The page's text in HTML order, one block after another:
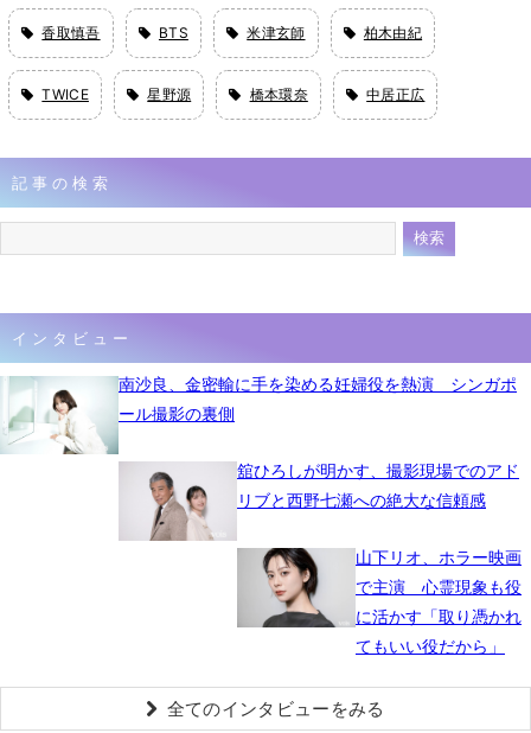
香取慎吾 BTS 米津玄師 柏木由紀
TWICE 星野源 橋本環奈 中居正広
記事の検索
インタビュー
南沙良、金密輸に手を染める妊婦役を熱演 シンガポ
ール撮影の裏側
舘ひろしが明かす、撮影現場でのアド
リブと西野七瀬への絶大な信頼感
山下リオ、ホラー映画
で主演 心霊現象も役
に活かす「取り憑かれ
てもいい役だから」
全てのインタビューをみる